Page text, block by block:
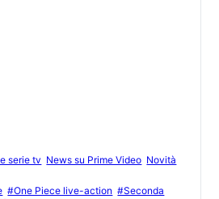
serie tv News su Prime Video Novità
#One Piece live-action #Seconda